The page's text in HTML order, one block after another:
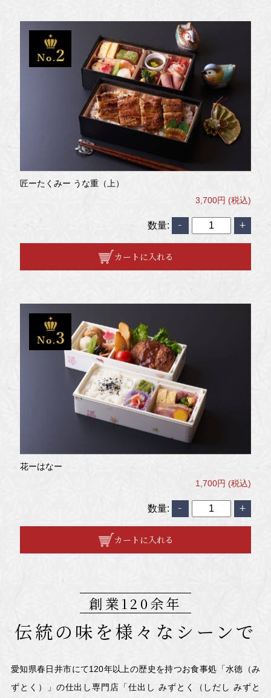
匠ーたくみー うな重（上）
3,700円 (税込)
数量:
カートに入れる
花ーはなー
1,700円 (税込)
数量:
カートに入れる
創業120余年
伝統の味を様々なシーンで
愛知県春日井市にて120年以上の歴史を持つお食事処「水徳（み
ずとく）」の仕出し専門店「仕出し みずとく（しだし みずと